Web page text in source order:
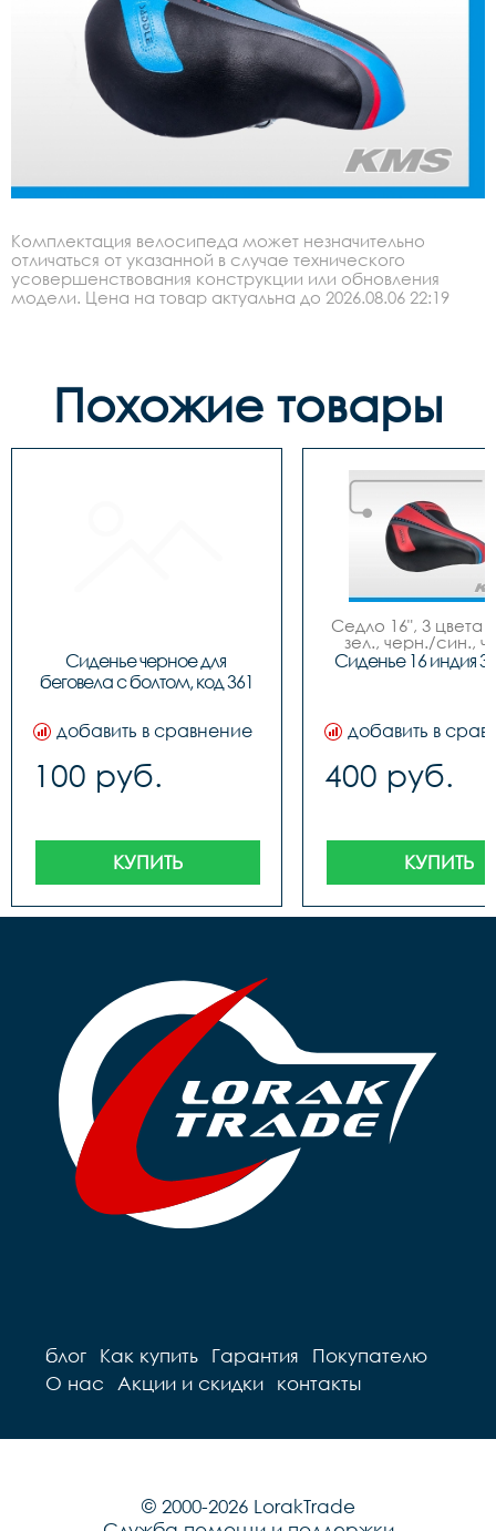
Комплектация велосипеда может незначительно
отличаться от указанной в случае технического
усовершенствования конструкции или обновления
модели. Цена на товар актуальна до 2026.08.06 22:19
Похожие товары
Сиденье черное для
беговела с болтом, код 361
добавить в сравнение
100 руб.
КУПИТЬ
Седло 16", 3 цвета
зел., черн./син.,
красн.), NEW
Сиденье 16 индия
добавить в
400 руб.
КУПИТЬ
блог Как купить Гарантия
Покупателю
О нас
Акции и скидки контакты
© 2000-2026 LorakTrade